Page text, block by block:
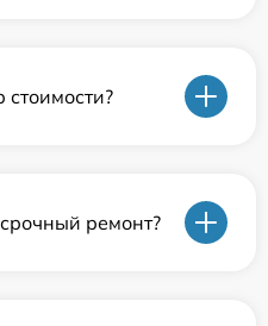
ремонт?